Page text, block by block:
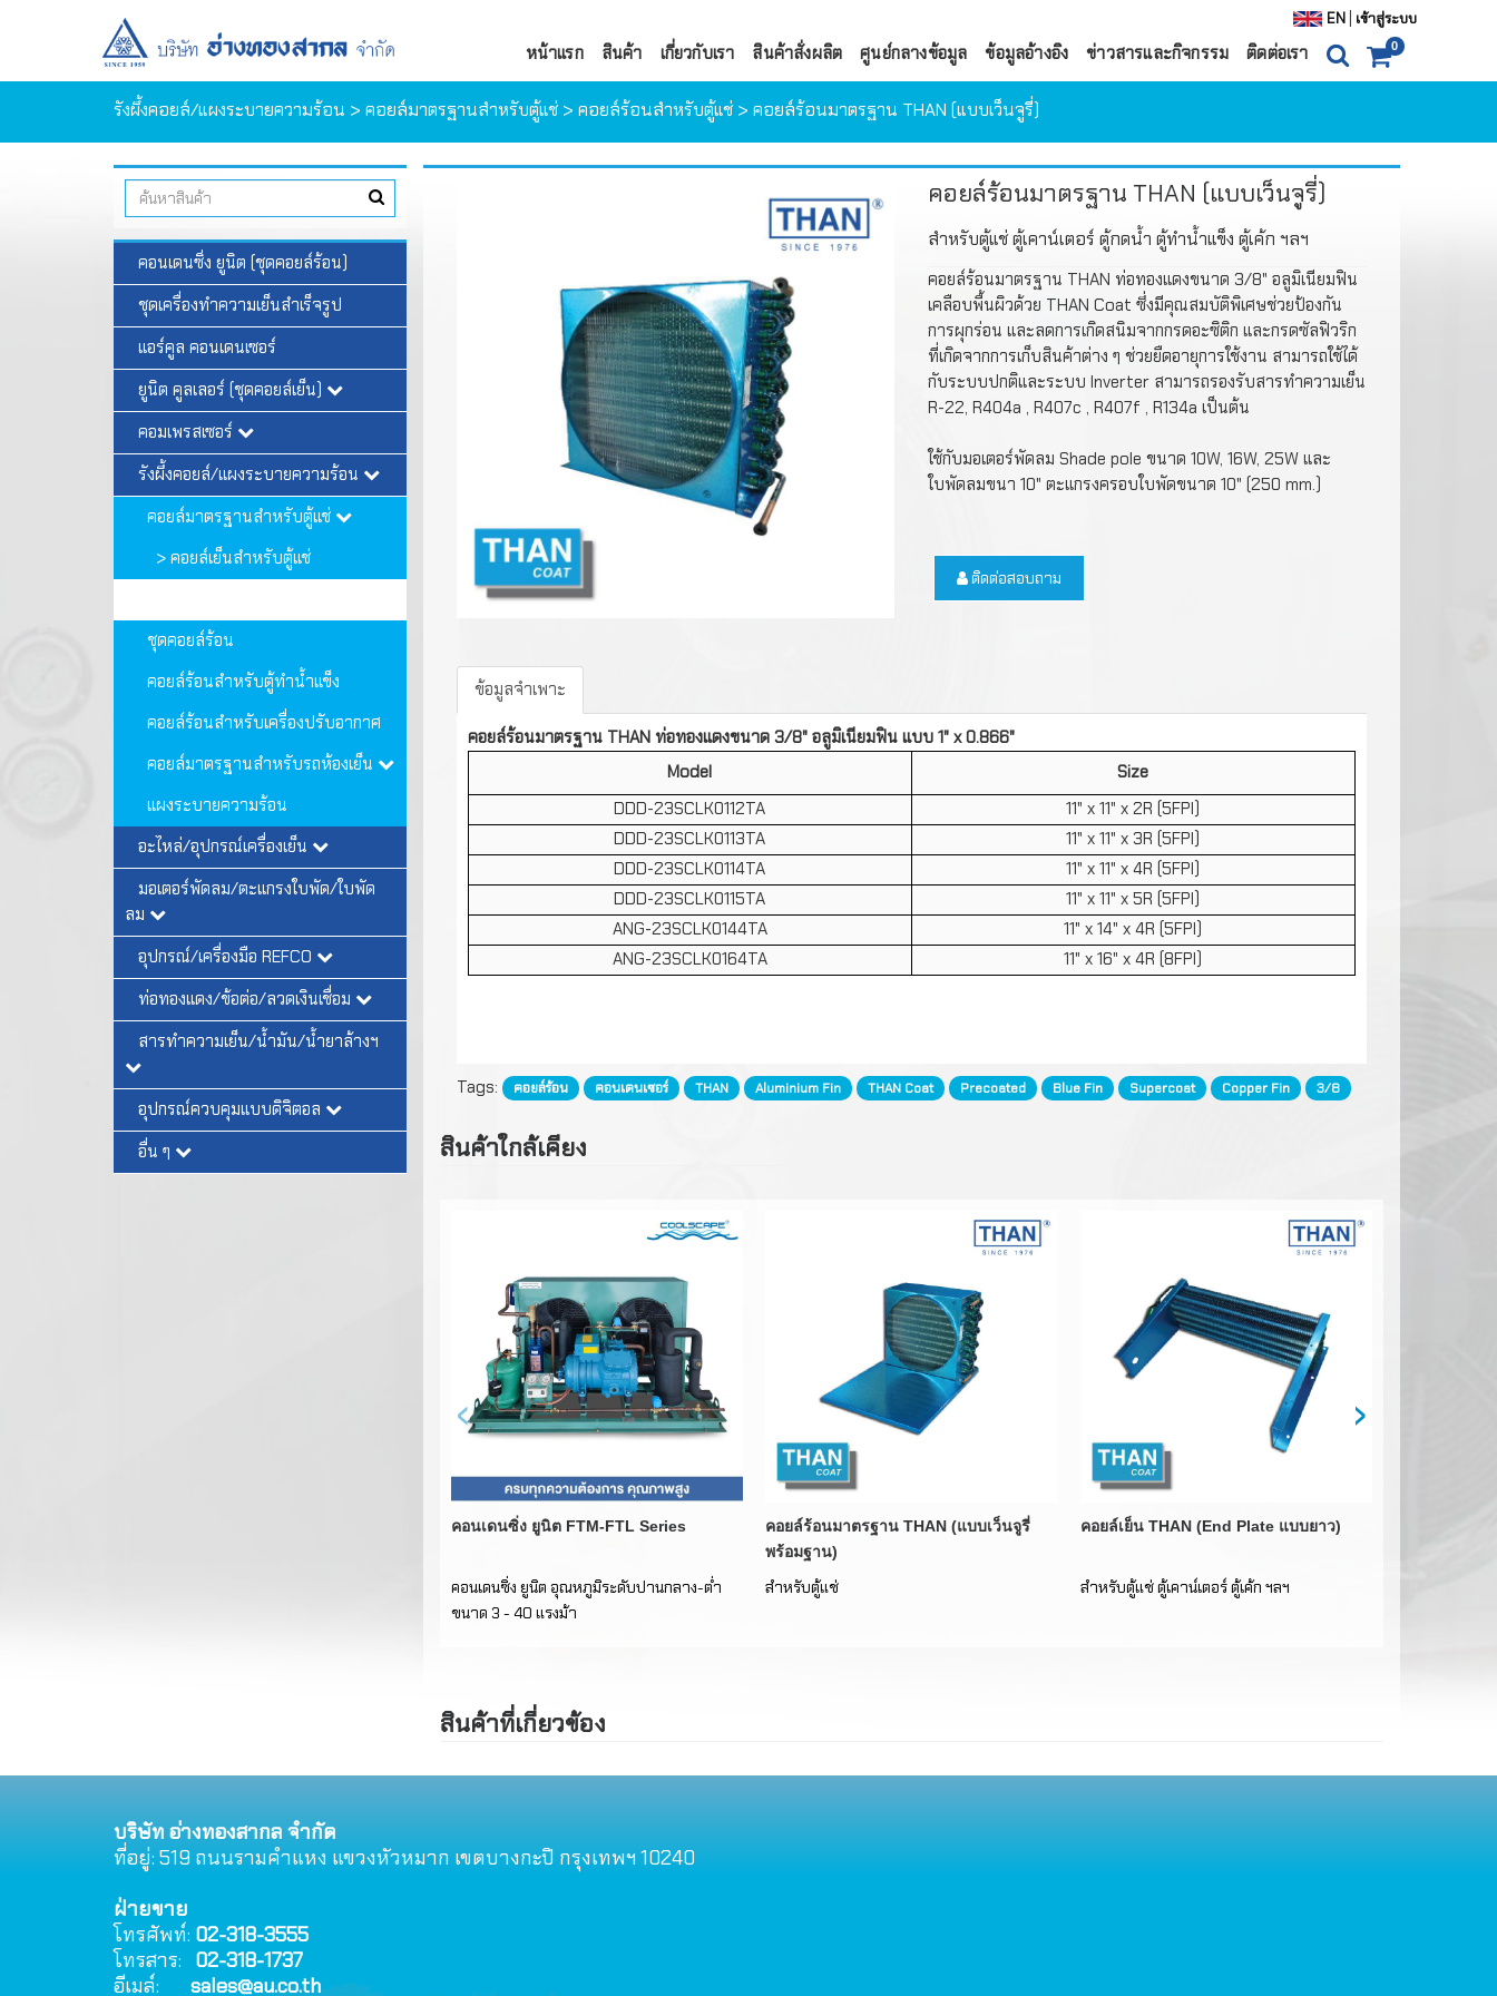
เข้าสู่ระบบ
EN
0
ตะกร้าสินค้า สั่งซื้อสินค้า
หน้าแรก สินค้า
LU-VE
COOLSCAPE
DANFOSS
TECUMSEH
FRASCOLD
คอยล์มาตรฐานสำหรับตู้แช่
ชุดคอยล์ร้อน
คอยล์ร้อนสำหรับตู้ทำน้ำแข็ง
คอยล์มาตรฐานสำหรับรถห้อง
DANFOSS
EMERSON
ชุดมอเตอร์พัดลม
เครื่องมืออุปกรณ์วัด ตรวจสอบ
สายชาร์จ,วาล์ว,หัวต่อ
แอปพลิเคชั่น REFMESH
ตรวจ เติมสารทำความเย็น
เครื่องมือสำหรับการติดตั้ง
น้ำมันคอมเพรสเซอร์
ดิจิตอล
ฉนวน
อุปกรณ์แลกเปลี่ยนความร้อน
น้ำมันแวคคั่ม
คอยล์
เกี่ยวกับเรา สินค้าสั่งผลิต ศูนย์กลางข้อมูล ข้อมูลอ้างอิง ข่าวสารและกิจกรรม ติดต่อเรา
รังผึ้งคอยล์/แผงระบายความร้อน > คอยล์มาตรฐานสำหรับตู้แช่> คอยล์ร้อนสำหรับตู้แช่> คอยล์ร้อนมาตรฐาน THAN (แบบเว็นจูรี่)
คอนเดนซิ่ง ยูนิต (ชุดคอยล์ร้อน)
ชุดเครื่องทำความเย็นสำเร็จรูป
แอร์คูล คอนเดนเซอร์
ยูนิต คูลเลอร์ (ชุดคอยล์เย็น)
คอมเพรสเซอร์
รังผึ้งคอยล์/แผงระบายความร้อน
คอยล์มาตรฐานสำหรับตู้แช่
> คอยล์เย็นสำหรับตู้แช่
ชุดคอยล์ร้อน
คอยล์ร้อนสำหรับตู้ทำน้ำแข็ง
คอยล์ร้อนสำหรับเครื่องปรับอากาศ
คอยล์มาตรฐานสำหรับรถห้องเย็น
แผงระบายความร้อน
อะไหล่/อุปกรณ์เครื่องเย็น
มอเตอร์พัดลม/ตะแกรงใบพัด/ใบพัด
ลม
อุปกรณ์/เครื่องมือ REFCO
ท่อทองแดง/ข้อต่อ/ลวดเงินเชื่อม
สารทำความเย็น/น้ำมัน/น้ำยาล้างฯ
อุปกรณ์ควบคุมแบบดิจิตอล
อื่น ๆ
คอยล์ร้อนมาตรฐาน THAN (แบบเว็นจูรี่)
สำหรับตู้แช่ ตู้เคาน์เตอร์ ตู้กดน้ำ ตู้ทำน้ำแข็ง ตู้เค้ก ฯลฯ
คอยล์ร้อนมาตรฐาน THAN ท่อทองแดงขนาด 3/8" อลูมิเนียมฟิน
เคลือบพื้นผิวด้วย THAN Coat ซึ่งมีคุณสมบัติพิเศษช่วยป้องกัน
การผุกร่อน และลดการเกิดสนิมจากกรดอะซิติก และกรดซัลฟิวริก
ที่เกิดจากการเก็บสินค้าต่าง ๆ ช่วยยืดอายุการใช้งาน สามารถใช้ได้
กับระบบปกติและระบบ Inverter สามารถรองรับสารทำความเย็น
R-22, R404a , R407c , R407f , R134a เป็นต้น
ใช้กับมอเตอร์พัดลม Shade pole ขนาด 10W, 16W, 25W และ
ใบพัดลมขนา 10" ตะแกรงครอบใบพัดขนาด 10" (250 mm.)
ติดต่อสอบถาม
ข้อมูลจำเพาะ
คอยล์ร้อนมาตรฐาน THAN ท่อทองแดงขนาด 3/8" อลูมิเนียมฟิน แบบ 1" x 0.866"
Model
Size
DDD-23SCLK0112TA
11" x 11" x 2R (5FPI)
DDD-23SCLK0113TA
11" x 11" x 3R (5FPI)
DDD-23SCLK0114TA
11" x 11" x 4R (5FPI)
DDD-23SCLK0115TA
11" x 11" x 5R (5FPI)
ANG-23SCLK0144TA
11" x 14" x 4R (5FPI)
ANG-23SCLK0164TA
11" x 16" x 4R (8FPI)
Tags: คอยล์ร้อน คอนเดนเซอร์ THAN Aluminium Fin THAN Coat Precoated Blue Fin Supercoat Copper Fin 3/8
สินค้าใกล้เคียง
คอนเดนซิ่ง ยูนิต FTM-FTL Series
คอนเดนซิ่ง ยูนิต อุณหภูมิระดับปานกลาง-ต่ำ
ขนาด 3 - 40 แรงม้า
คอยล์ร้อนมาตรฐาน THAN (แบบเว็นจูรี่
พร้อมฐาน)
สำหรับตู้แช่
คอยล์เย็น THAN (End Plate แบบยาว)
สำหรับตู้แช่ ตู้เคาน์เตอร์ ตู้เค้ก ฯลฯ
‹ ›
สินค้าที่เกี่ยวข้อง
บริษัท อ่างทองสากล จำกัด
ที่อยู่: 519 ถนนรามคําแหง แขวงหัวหมาก เขตบางกะปิ กรุงเทพฯ 10240
ฝ่ายขาย
โทรศัพท์: 02-318-3555
โทรสาร: 02-318-1737
อีเมล์: sales@au.co.th